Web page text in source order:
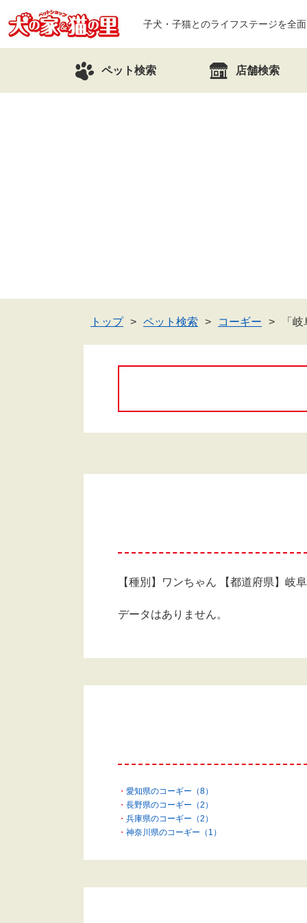
子犬・子猫とのライフステージを全
ペット検索 店舗検索
トップ ペット検索 コーギー 「
【種別】ワンちゃん 【都道府県】岐
データはありません。
愛知県のコーギー（8）
長野県のコーギー（2）
兵庫県のコーギー（2）
神奈川県のコーギー（1）